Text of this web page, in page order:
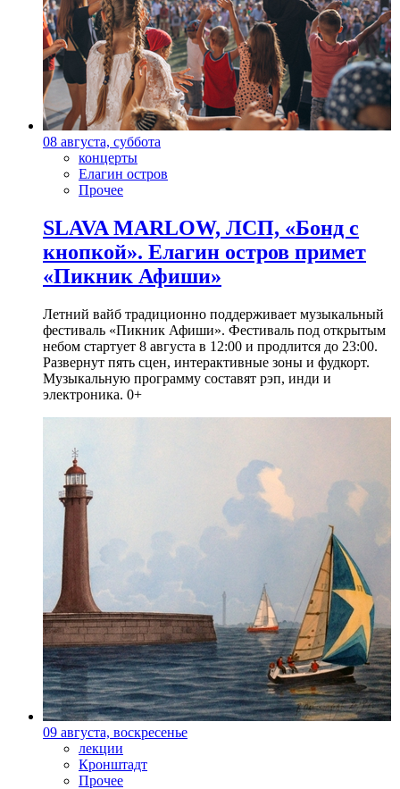
08 августа, суббота
концерты
Елагин остров
Прочее
SLAVA MARLOW, ЛСП, «Бонд с
кнопкой». Елагин остров примет
«Пикник Афиши»
Летний вайб традиционно поддерживает музыкальный
фестиваль «Пикник Афиши». Фестиваль под открытым
небом стартует 8 августа в 12:00 и продлится до 23:00.
Развернут пять сцен, интерактивные зоны и фудкорт.
Музыкальную программу составят рэп, инди и
электроника. 0+
09 августа, воскресенье
лекции
Кронштадт
Прочее